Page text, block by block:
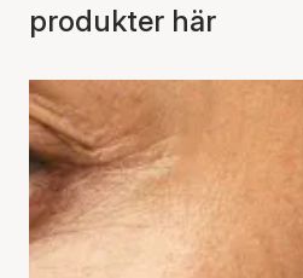
produkter här